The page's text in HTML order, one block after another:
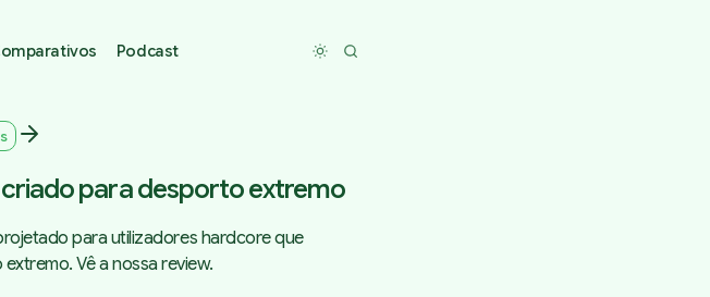
Podcast Toggle dark mode
criado para desporto extremo
para utilizadores hardcore que
Vê a nossa review.